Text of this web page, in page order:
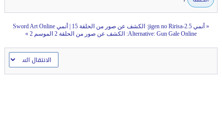
« أنمي 2.5-jigen no Ririsa: الكشف عن صور من الحلقة 15
أنمي Sword Art Online
Alternative: Gun Gale Online: الكشف عن صور من الحلقة 2 الموسم 2
»